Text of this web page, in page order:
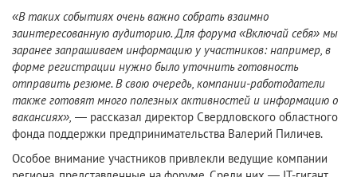
«В таких событиях очень важно собрать взаимно
заинтересованную аудиторию. Для форума «Включай себя» мы
заранее запрашиваем информацию у участников: например, в
форме регистрации нужно было уточнить готовность
отправить резюме. В свою очередь, компании-работодатели
также готовят много полезных активностей и информацию о
вакансиях», — рассказал директор Свердловского областного
фонда поддержки предпринимательства Валерий Пиличев.
Особое внимание участников привлекли ведущие компании